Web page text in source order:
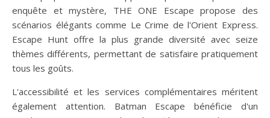
enquête et mystère, THE ONE Escape propose des
scénarios élégants comme Le Crime de l'Orient Express.
Escape Hunt offre la plus grande diversité avec seize
thèmes différents, permettant de satisfaire pratiquement
tous les goûts.
L'accessibilité et les services complémentaires méritent
également attention. Batman Escape bénéficie d'un